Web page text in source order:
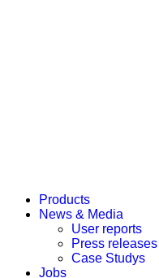
Products
News & Media
User reports
Press releases
Case Studys
Jobs